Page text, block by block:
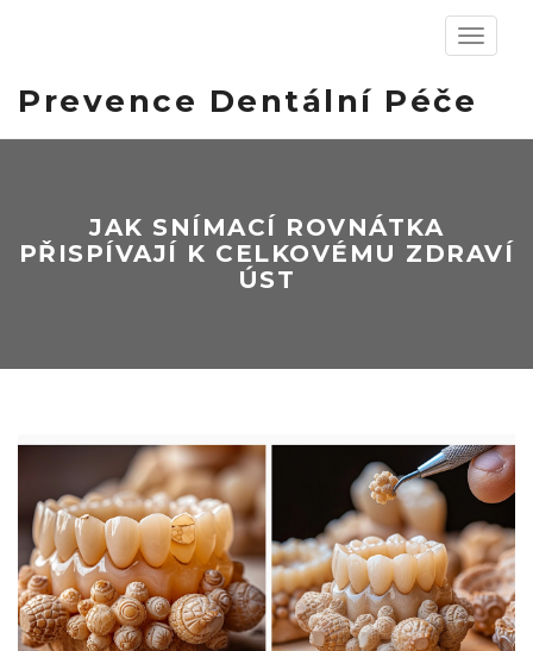
Zobrazit
navigaci
Prevence Dentální Péče
JAK SNÍMACÍ ROVNÁTKA
PŘISPÍVAJÍ K CELKOVÉMU ZDRAVÍ
ÚST